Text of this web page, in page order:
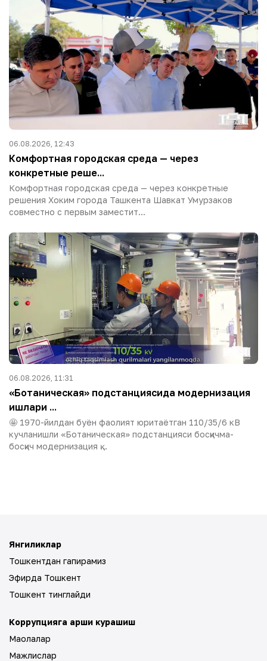
06.08.2026, 12:43
Комфортная городская среда — через
конкретные реше...
Комфортная городская среда — через конкретные
решения Хоким города Ташкента Шавкат Умурзаков
совместно с первым заместит...
06.08.2026, 11:31
«Ботаническая» подстанциясида модернизация
ишлари ...
🤩 1970-йилдан буён фаолият юритаётган 110/35/6 кВ
кучланишли «Ботаническая» подстанцияси босқичма-
босқич модернизация қ...
Янгиликлар
Тошкентдан гапирамиз
Эфирда Тошкент
Тошкент тинглайди
Коррупцияга қарши курашиш
Мақолалар
Мажлислар